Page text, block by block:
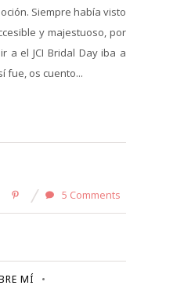
Siempre había visto
y majestuoso, por
a el JCI Bridal Day iba a
fue, os cuento...
5 Comments
MÍ